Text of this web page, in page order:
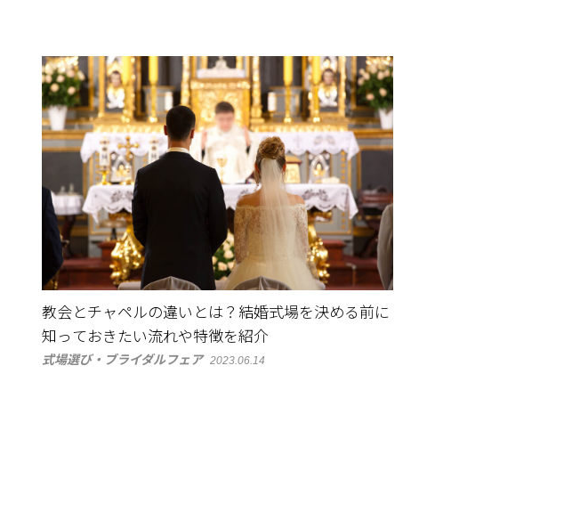
教会とチャペルの違いとは？結婚式場を決める前に
知っておきたい流れや特徴を紹介
式場選び・ブライダルフェア 2023.06.14